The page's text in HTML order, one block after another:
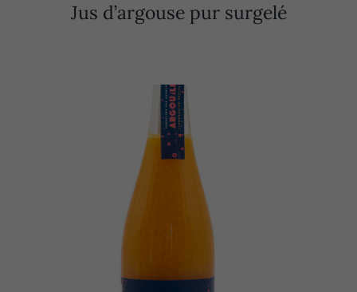
Jus d’argouse pur surgelé